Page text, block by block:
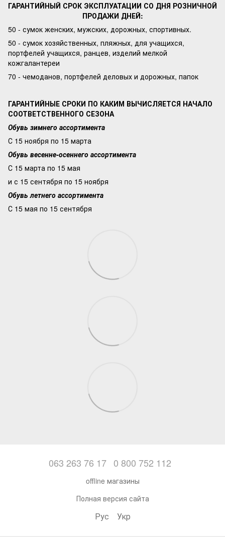
ГАРАНТИЙНЫЙ СРОК ЭКСПЛУАТАЦИИ СО ДНЯ РОЗНИЧНОЙ
ПРОДАЖИ ДНЕЙ:
50 - сумок женских, мужских, дорожных, спортивных.
50 - сумок хозяйственных, пляжных, для учащихся,
портфелей учащихся, ранцев, изделий мелкой
кожгалантереи
70 - чемоданов, портфелей деловых и дорожных, папок
ГАРАНТИЙНЫЕ СРОКИ ПО КАКИМ ВЫЧИСЛЯЕТСЯ НАЧАЛО
СООТВЕТСТВЕННОГО СЕЗОНА
Обувь зимнего ассортимента
С 15 ноября по 15 марта
Обувь весенне-осеннего ассортимента
С 15 марта по 15 мая
и с 15 сентября по 15 ноября
Обувь летнего ассортимента
С 15 мая по 15 сентября
063 263 76 17 0 800 752 112
offline магазины
Полная версия сайта
Рус Укр